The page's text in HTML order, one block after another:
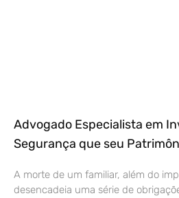
Advogado Especialista em
Segurança que seu
A morte de um familiar, além do
desencadeia uma série de